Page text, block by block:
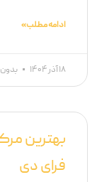
ادامه مطلب »
۱۸ آذر ۱۴۰۴
بهترین
فرای دی